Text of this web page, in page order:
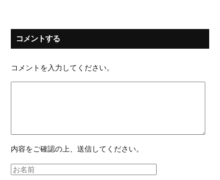
コメントする
コメントを入力してください。
内容をご確認の上、送信してください。